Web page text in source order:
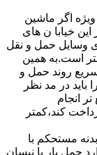
اگر ماشین
خیابا ن های
وسایل حمل و نقل
است.به همین
روند حمل و
باید در مد نظر
انجام
کند،کمتر
مستحکم با
حمل بار با نیسان